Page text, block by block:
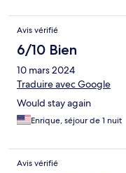
Avis vérifié
6/10 Bien
10 mars 2024
Traduire avec Google
Would stay again
Enrique, séjour de 1 nuit
Avis vérifié